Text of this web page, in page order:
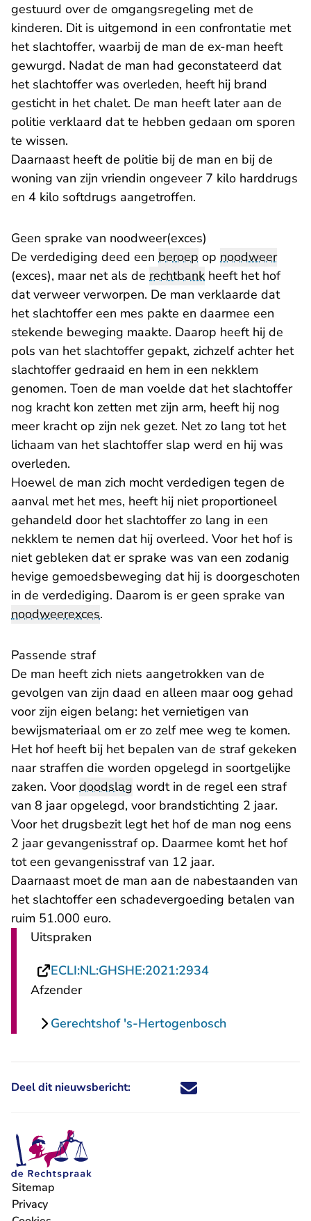
gestuurd over de omgangsregeling met de
kinderen. Dit is uitgemond in een confrontatie met
het slachtoffer, waarbij de man de ex-man heeft
gewurgd. Nadat de man had geconstateerd dat
het slachtoffer was overleden, heeft hij brand
gesticht in het chalet. De man heeft later aan de
politie verklaard dat te hebben gedaan om sporen
te wissen.
Daarnaast heeft de politie bij de man en bij de
woning van zijn vriendin ongeveer 7 kilo harddrugs
en 4 kilo softdrugs aangetroffen.
Geen sprake van noodweer(exces)
De verdediging deed een beroep op noodweer
(exces), maar net als de rechtbank heeft het hof
dat verweer verworpen. De man verklaarde dat
het slachtoffer een mes pakte en daarmee een
stekende beweging maakte. Daarop heeft hij de
pols van het slachtoffer gepakt, zichzelf achter het
slachtoffer gedraaid en hem in een nekklem
genomen. Toen de man voelde dat het slachtoffer
nog kracht kon zetten met zijn arm, heeft hij nog
meer kracht op zijn nek gezet. Net zo lang tot het
lichaam van het slachtoffer slap werd en hij was
overleden.
Hoewel de man zich mocht verdedigen tegen de
aanval met het mes, heeft hij niet proportioneel
gehandeld door het slachtoffer zo lang in een
nekklem te nemen dat hij overleed. Voor het hof is
niet gebleken dat er sprake was van een zodanig
hevige gemoedsbeweging dat hij is doorgeschoten
in de verdediging. Daarom is er geen sprake van
noodweerexces.
Passende straf
De man heeft zich niets aangetrokken van de
gevolgen van zijn daad en alleen maar oog gehad
voor zijn eigen belang: het vernietigen van
bewijsmateriaal om er zo zelf mee weg te komen.
Het hof heeft bij het bepalen van de straf gekeken
naar straffen die worden opgelegd in soortgelijke
zaken. Voordoodslag wordt in de regel een straf
van 8 jaar opgelegd, voor brandstichting 2 jaar.
Voor het drugsbezit legt het hof de man nog eens
2 jaar gevangenisstraf op. Daarmee komt het hof
tot een gevangenisstraf van 12 jaar.
Daarnaast moet de man aan de nabestaanden van
het slachtoffer een schadevergoeding betalen van
ruim 51.000 euro.
Uitspraken
ECLI:NL:GHSHE:2021:2934- U verlaat
Afzender
Gerechtshof 's-Hertogenbosch
Deel dit nieuwsbericht: Deel dit nieuwsbericht via X -
Deel dit nieuwsbericht via
Deel dit nieuwsbericht
Deel dit
Sitemap
Privacy